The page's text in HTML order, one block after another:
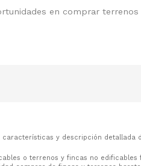
en comprar terrenos
y descripción detallada
o terrenos y fincas no edificables